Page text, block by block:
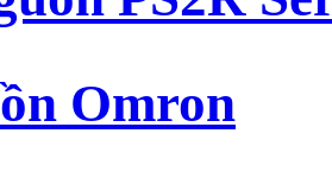
Omron